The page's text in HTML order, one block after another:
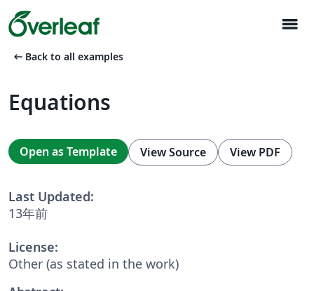
menu
arrow_left_alt Back to all examples
Equations
Open as Template View Source View PDF
Last Updated:
13年前
License:
Other (as stated in the work)